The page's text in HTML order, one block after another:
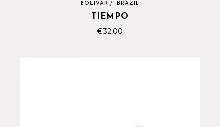
BOLIVAR BRAZIL
TIEMPO
€32.00